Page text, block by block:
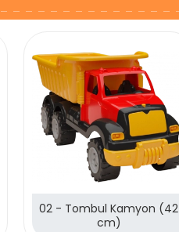
02 - Tombul Kamyon (42
cm)